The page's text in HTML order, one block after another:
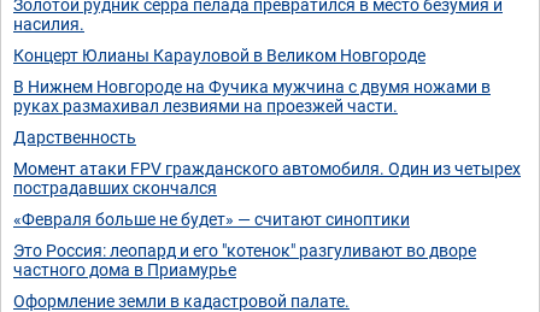
Золотой рудник серра пелада превратился в место безумия и
насилия.
Концерт Юлианы Карауловой в Великом Новгороде
В Нижнем Новгороде на Фучика мужчина с двумя ножами в
руках размахивал лезвиями на проезжей части.
Дарственность
Момент атаки FPV гражданского автомобиля. Один из четырех
пострадавших скончался
«Февраля больше не будет» — считают синоптики
Это Россия: леопард и его "котенок" разгуливают во дворе
частного дома в Приамурье
Оформление земли в кадастровой палате.